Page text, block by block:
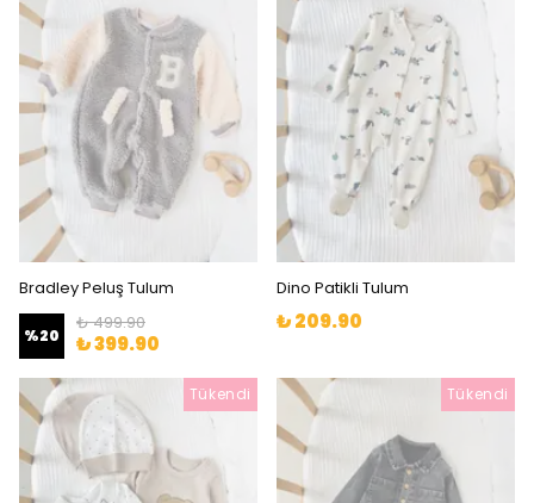
Bradley Peluş Tulum
%20
₺ 499.90
₺ 399.90
Dino Patikli Tulum
₺ 209.90
Tükendi Tükendi